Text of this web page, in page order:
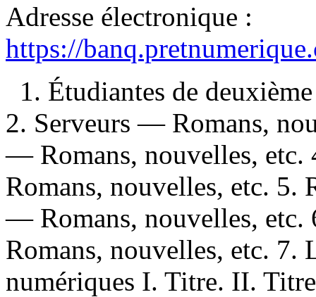
Adresse électronique :
https://
1. Étudiantes de
2. Serveurs — Romans,
— Romans, nouvelles, etc.
Romans, nouvelles, etc. 5.
— Romans, nouvelles,
Romans, nouvelles, etc.
numériques I. Titre. II.